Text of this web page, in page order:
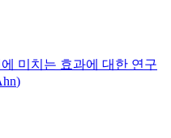
미치는 효과에 대한 연구
)